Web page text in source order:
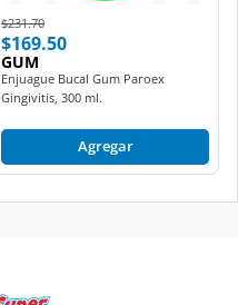
Price reduced from
$231.70to
$169.50
GUM
Enjuague Bucal Gum Paroex
Gingivitis, 300 ml.
Agregar